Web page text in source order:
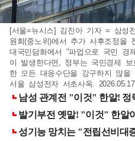
[서울=뉴시스] 김진아 기자 = 삼성
원회(중노위)에서 추가 사후조정을
대국민담화에서 "파업으로 국민 경
이 발생한다면, 정부는 국민경제
한 모든 대응수단을 강구하지 않
서울 삼성전자 서초사옥.